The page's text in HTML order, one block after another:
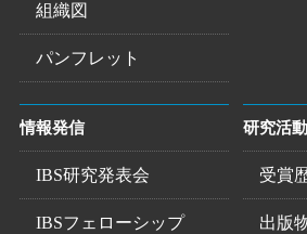
組織図
パンフレット
情報発信
IBS研究発表会
IBSフェローシップ
研究活動
受賞
出版